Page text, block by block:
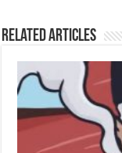
Related Articles